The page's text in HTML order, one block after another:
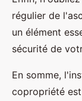
régulier de
un élément
sécurité de
En somme,
copropriété